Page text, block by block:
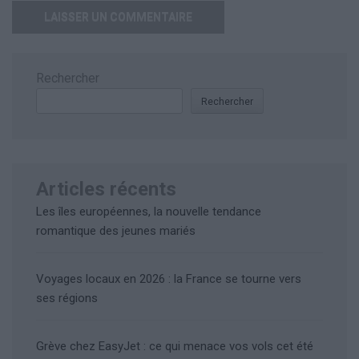
Rechercher
Rechercher
Articles récents
Les îles européennes, la nouvelle tendance
romantique des jeunes mariés
Voyages locaux en 2026 : la France se tourne vers
ses régions
Grève chez EasyJet : ce qui menace vos vols cet été